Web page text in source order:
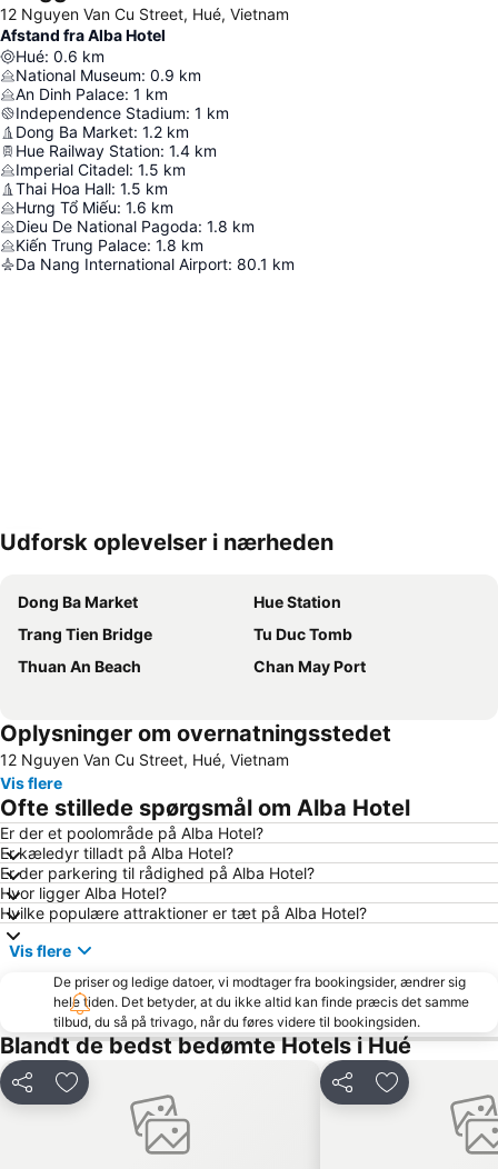
12 Nguyen Van Cu Street, Hué, Vietnam
Afstand fra Alba Hotel
Hué: 0.6 km
National Museum: 0.9 km
An Dinh Palace: 1 km
Independence Stadium: 1 km
Dong Ba Market: 1.2 km
Hue Railway Station: 1.4 km
Imperial Citadel: 1.5 km
Thai Hoa Hall: 1.5 km
Hưng Tổ Miếu: 1.6 km
Dieu De National Pagoda: 1.8 km
Kiến Trung Palace: 1.8 km
Da Nang International Airport: 80.1 km
Udvid kort
Udforsk oplevelser i nærheden
Dong Ba Market
Hue Station
Trang Tien Bridge
Tu Duc Tomb
Thuan An Beach
Chan May Port
Oplysninger om overnatningsstedet
12 Nguyen Van Cu Street, Hué, Vietnam
Vis flere
Ofte stillede spørgsmål om Alba Hotel
Er der et poolområde på Alba Hotel?
Er kæledyr tilladt på Alba Hotel?
Er der parkering til rådighed på Alba Hotel?
Hvor ligger Alba Hotel?
Hvilke populære attraktioner er tæt på Alba Hotel?
Vis flere
De priser og ledige datoer, vi modtager fra bookingsider, ændrer sig
hele tiden. Det betyder, at du ikke altid kan finde præcis det samme
tilbud, du så på trivago, når du føres videre til bookingsiden.
Blandt de bedst bedømte Hotels i Hué
Del Føj til favoritter Del Føj til